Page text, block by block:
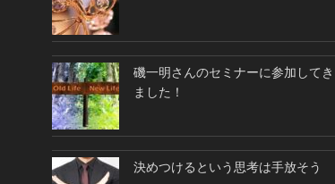
磯一明さんのセミナーに参加してき
ました！
決めつけるという思考は手放そう